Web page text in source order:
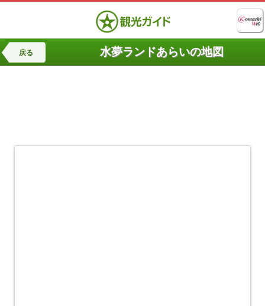
戻る 水夢ランドあらいの地図